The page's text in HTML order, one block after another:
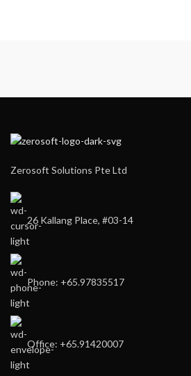
Zerosoft Solutions Pte Ltd
26 Kallang Place, #03-14
Phone: +65.97835517
Office: +65.91420007